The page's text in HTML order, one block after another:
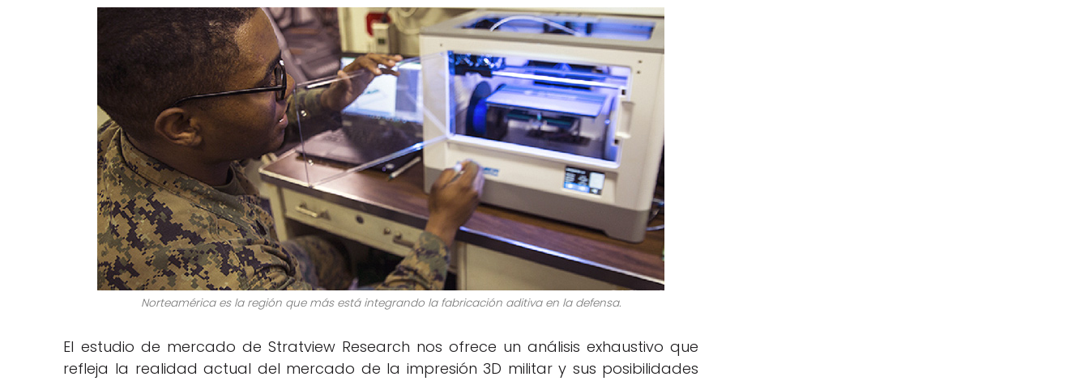
Norteamérica es la región que más está integrando la fabricación aditiva en la defensa.
El estudio de mercado de Stratview Research nos ofrece un análisis exhaustivo que
refleja la realidad actual del mercado de la impresión 3D militar y sus posibilidades